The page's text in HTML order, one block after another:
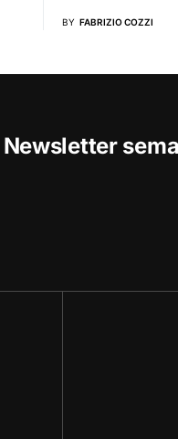
BY FABRIZIO COZZI